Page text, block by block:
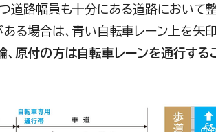
道路幅員も十分にある道路において整
る場合は、青い自転車レーン上を矢印
原付の方は自転車レーンを通行する